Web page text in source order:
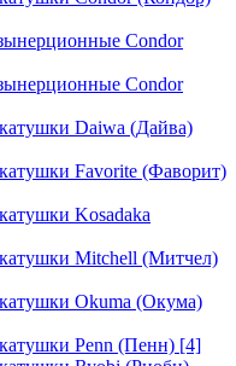
Condor
Condor
Daiwa (Дайва)
Favorite (Фаворит)
Kosadaka
Mitchell (Митчел)
Okuma (Окума)
Penn (Пенн) [4]